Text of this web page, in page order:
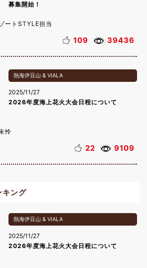
募集開始！
ートSTYLE担当
109 39436
熱海伊豆山 & VIALA
2025/11/27
2026年度海上花火大会日程について
怜
22 9109
キング
熱海伊豆山 & VIALA
2025/11/27
2026年度海上花火大会日程について